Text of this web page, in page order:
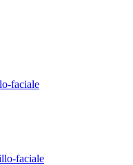
faciale
faciale